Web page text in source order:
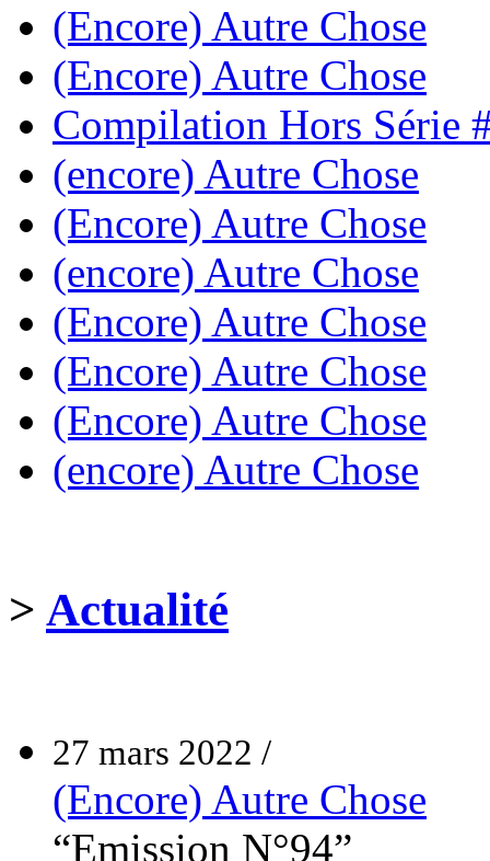
(Encore) Autre Chose
(Encore) Autre Chose
Compilation Hors Série
(encore) Autre Chose
(Encore) Autre Chose
(encore) Autre Chose
(Encore) Autre Chose
(Encore) Autre Chose
(Encore) Autre Chose
(encore) Autre Chose
> Actualité
27 mars 2022 /
(Encore) Autre Chose
“Emission N°94”